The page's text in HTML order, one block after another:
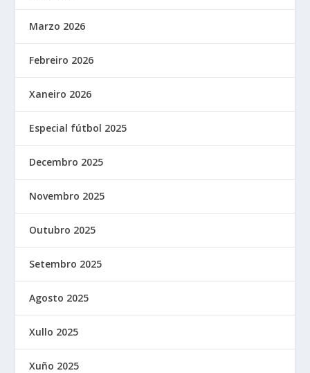
Marzo 2026
Febreiro 2026
Xaneiro 2026
Especial fútbol 2025
Decembro 2025
Novembro 2025
Outubro 2025
Setembro 2025
Agosto 2025
Xullo 2025
Xuño 2025